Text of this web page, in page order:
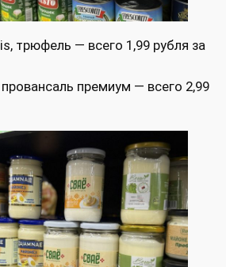
— всего 1,99 рубля за
премиум — всего 2,99